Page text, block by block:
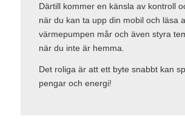
Därtill kommer en känsla av kontroll
när du kan ta upp din mobil och läsa
värmepumpen mår och även styra
när du inte är hemma.
Det roliga är att ett byte snabbt kan
pengar och energi!